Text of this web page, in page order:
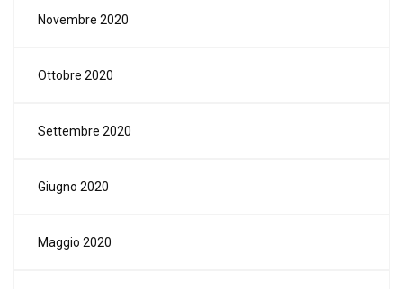
Novembre 2020
Ottobre 2020
Settembre 2020
Giugno 2020
Maggio 2020